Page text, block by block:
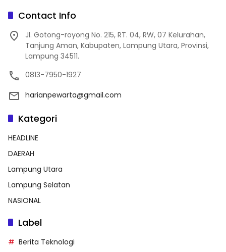
Contact Info
Jl. Gotong-royong No. 215, RT. 04, RW, 07 Kelurahan,
Tanjung Aman, Kabupaten, Lampung Utara, Provinsi,
Lampung 34511.
0813-7950-1927
harianpewarta@gmail.com
Kategori
HEADLINE
DAERAH
Lampung Utara
Lampung Selatan
NASIONAL
Label
Berita Teknologi